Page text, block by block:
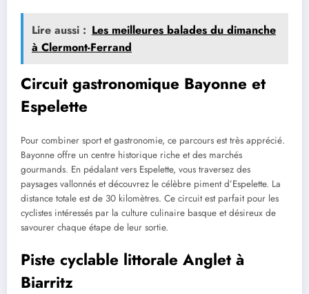
Lire aussi : Les meilleures balades du dimanche
à Clermont-Ferrand
Circuit gastronomique Bayonne et
Espelette
Pour combiner sport et gastronomie, ce parcours est très apprécié.
Bayonne offre un centre historique riche et des marchés
gourmands. En pédalant vers Espelette, vous traversez des
paysages vallonnés et découvrez le célèbre piment d’Espelette. La
distance totale est de 30 kilomètres. Ce circuit est parfait pour les
cyclistes intéressés par la culture culinaire basque et désireux de
savourer chaque étape de leur sortie.
Piste cyclable littorale Anglet à
Biarritz